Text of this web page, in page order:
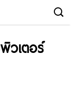
วเตอร์